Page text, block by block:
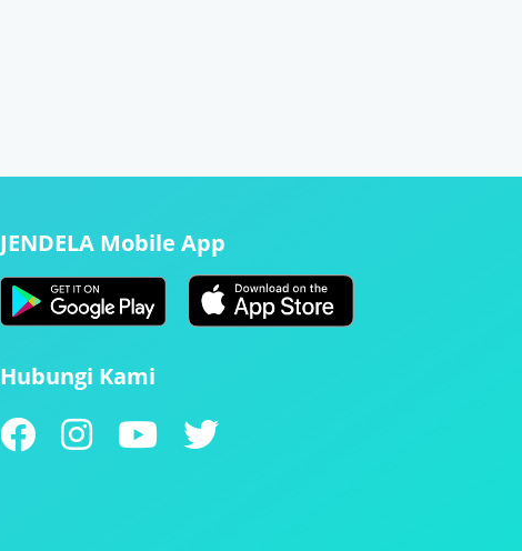
JENDELA Mobile App
Hubungi Kami